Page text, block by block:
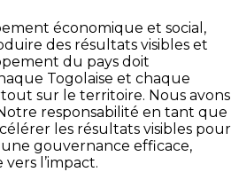
économique et social,
des résultats visibles et
du pays doit
Togolaise et chaque
sur le territoire. Nous avons
responsabilité en tant que
les résultats visibles pour
gouvernance efficace,
l’impact.